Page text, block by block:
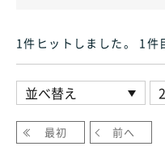
1件ヒット しました。 1件
最初 前へ